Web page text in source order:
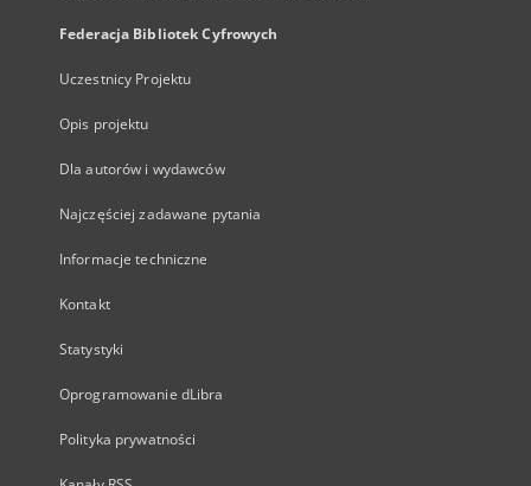
Federacja Bibliotek Cyfrowych
Uczestnicy Projektu
Opis projektu
Dla autorów i wydawców
Najczęściej zadawane pytania
Informacje techniczne
Kontakt
Statystyki
Oprogramowanie dLibra
Polityka prywatności